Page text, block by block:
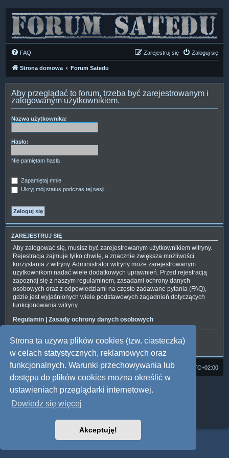
Strona ta używa plików cookies (tzw. ciasteczka)
w celach statystycznych, reklamowych oraz
funkcjonalnych. Warunki przechowywania lub
dostępu do plików cookies można określić w
ustawieniach przeglądarki internetowej.
Dowiedz się więcej
Akceptuję!
FAQ Zaloguj się
Zarejestruj się
Strona domowa Forum Satedu
Aby przeglądać to forum, trzeba być zarejestrowanym i
zalogowanym użytkownikiem.
Nazwa użytkownika:
Hasło:
Nie pamiętam hasła
Zapamiętaj mnie
Ukryj mój status podczas tej sesji
ZAREJESTRUJ SIĘ
Aby zalogować się, musisz być zarejestrowanym użytkownikiem witryny.
Rejestracja zajmuje tylko chwilę, a znacznie zwiększa możliwości
korzystania z witryny. Administrator witryny może zarejestrowanym
użytkownikom nadać wiele dodatkowych uprawnień. Przed rejestracją
zapoznaj się z naszym regulaminem, zasadami ochrony danych
osobowych oraz z odpowiedziami na często zadawane pytania (FAQ),
gdzie jest wyjaśnionych wiele podstawowych zagadnień dotyczących
funkcjonowania witryny.
Regulamin | Zasady ochrony danych osobowych
Zarejestruj się
Strona domowa Forum Satedu Strefa czasowa UTC+02:00
Technologię dostarcza phpBB® Forum Software © phpBB Limited
Polski pakiet językowy dostarcza
phpBB.pl
Style: Multi Design by Joyce&Luna
Zasady ochrony danych osobowych